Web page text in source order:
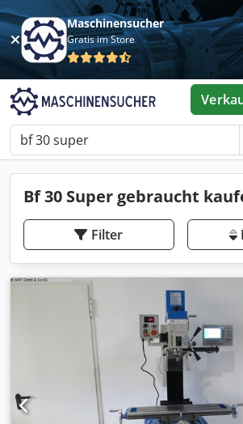
Maschinensucher
Gratis im Store
Bf 30 Super gebraucht
Filter